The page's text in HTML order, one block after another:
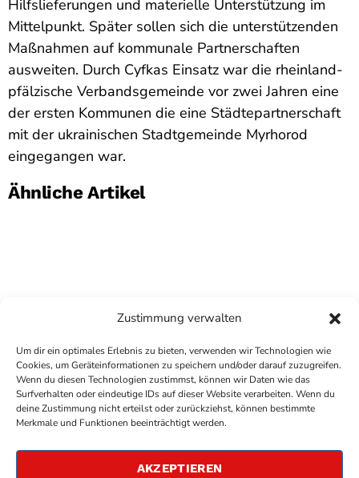
Zustimmung verwalten
Um dir ein optimales Erlebnis zu bieten, verwenden wir Technologien wie
Cookies, um Geräteinformationen zu speichern und/oder darauf zuzugreifen.
Wenn du diesen Technologien zustimmst, können wir Daten wie das
Surfverhalten oder eindeutige IDs auf dieser Website verarbeiten. Wenn du
deine Zustimmung nicht erteilst oder zurückziehst, können bestimmte
Merkmale und Funktionen beeinträchtigt werden.
AKZEPTIEREN
Hilfslieferungen und materielle Unterstützung im
Mittelpunkt. Später sollen sich die unterstützenden
Maßnahmen auf kommunale Partnerschaften
ausweiten. Durch Cyfkas Einsatz war die rheinland-
pfälzische Verbandsgemeinde vor zwei Jahren eine
der ersten Kommunen die eine Städtepartnerschaft
mit der ukrainischen Stadtgemeinde Myrhorod
eingegangen war.
Ähnliche Artikel
COPYRIGHTANTENNE BAD KREUZNACH